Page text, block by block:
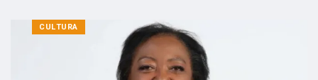
CULTURA